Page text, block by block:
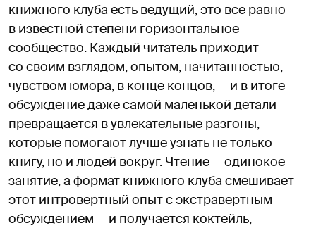
книжного клуба есть ведущий, это все равно
в известной степени горизонтальное
сообщество. Каждый читатель приходит
со своим взглядом, опытом, начитанностью,
чувством юмора, в конце концов, — и в итоге
обсуждение даже самой маленькой детали
превращается в увлекательные разгоны,
которые помогают лучше узнать не только
книгу, но и людей вокруг. Чтение — одинокое
занятие, а формат книжного клуба смешивает
этот интровертный опыт с экстравертным
обсуждением — и получается коктейль,